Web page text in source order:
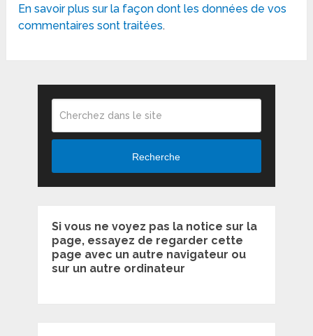
En savoir plus sur la façon dont les données de vos
commentaires sont traitées.
Recherche
Si vous ne voyez pas la notice sur la
page, essayez de regarder cette
page avec un autre navigateur ou
sur un autre ordinateur